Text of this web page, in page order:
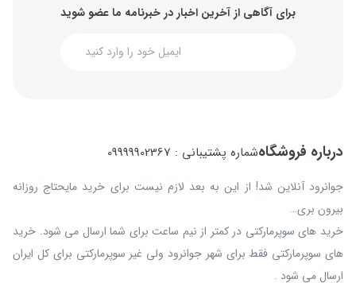
برای آگاهی از آخرین اخبار در خبرنامه ما عضو شوید
درباره فروشگاهشماره پشتیبانی : 09999902367
جوانرود آنلاین شد! از این به بعد لازم نیست برای خرید مایحتاج روزانه
بیرون بری…
خرید های سوپرمارکتی در کمتر از نیم ساعت برای شما ارسال می شود. خرید
های سوپرمارکتی فقط برای شهر جوانرود ولی غیر سوپرمارکتی برای کل ایران
ارسال می شود .